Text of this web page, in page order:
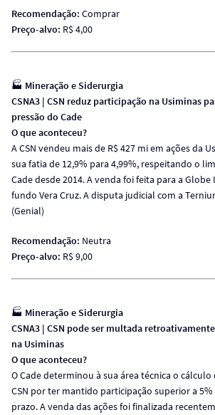
Recomendação: Comprar
Preço-alvo: R$ 4,00
🏭 Mineração e Siderurgia
CSNA3 | CSN reduz participação na Usiminas
pressão do Cade
O que aconteceu?
A CSN vendeu mais de R$ 427 mi em ações da
sua fatia de 12,9% para 4,99%, respeitando o
Cade desde 2014. A venda foi feita para a
fundo Vera Cruz. A disputa judicial com a
(Genial)
Recomendação: Neutra
Preço-alvo: R$ 9,00
🏭 Mineração e Siderurgia
CSNA3 | CSN pode ser multada
na Usiminas
O que aconteceu?
O Cade determinou à sua área técnica o
CSN por ter mantido participação superior a
prazo. A venda das ações foi finalizada